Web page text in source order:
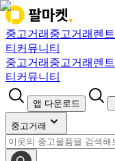
중고거래 중고거래 렌트
티 커뮤니티
중고거래 중고거래 렌트
티 커뮤니티
앱 다운로드
중고거래